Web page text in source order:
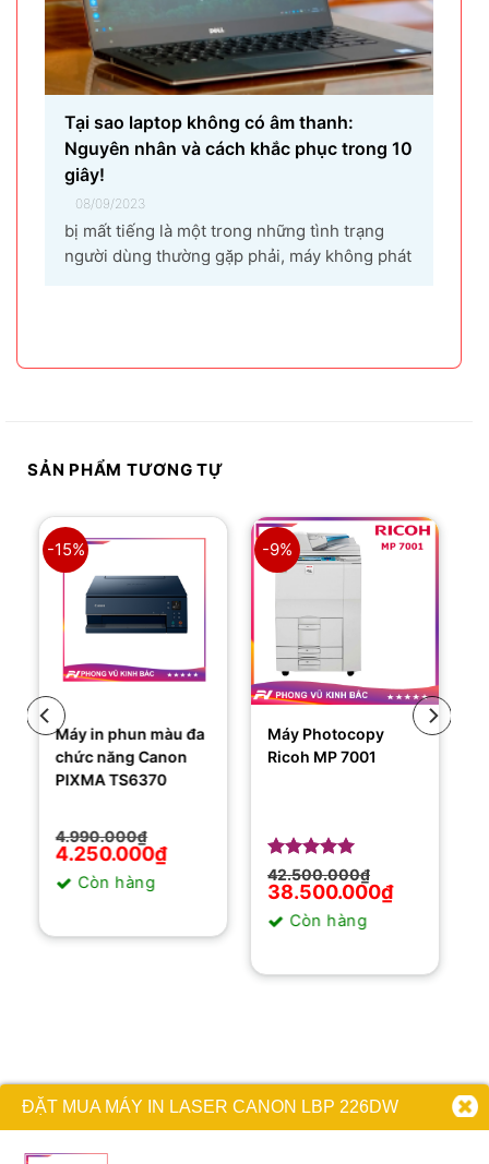
Tại sao laptop không có âm thanh:
Nguyên nhân và cách khắc phục trong 10
giây!
08/09/2023
bị mất tiếng là một trong những tình trạng
người dùng thường gặp phải, máy không phát
SẢN PHẨM TƯƠNG TỰ
-15%
Máy in phun màu đa
chức năng Canon
PIXMA TS6370
4.990.000₫
Giá
gốc
là:
4.990.000₫.
4.250.000₫
Giá
hiện
tại
là:Sản
chọn
có
thể
Còn hàng
-9%
Máy Photocopy
Ricoh MP 7001
Được xếp
hạng55
sao
42.500.000₫
Giá
gốc
là:
42.500.000₫.
38.500.000₫
Giá
hiện
tại
là:Sản
Các
tùy
Còn hàng
ĐẶT MUA MÁY IN LASER CANON LBP 226DW